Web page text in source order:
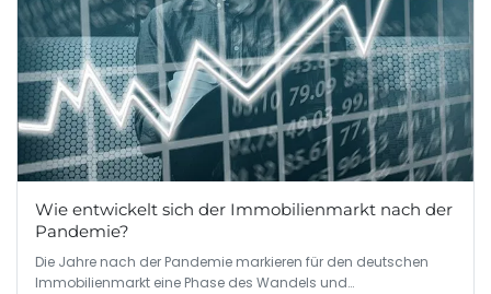
Wie entwickelt sich der Immobilienmarkt nach der
Pandemie?
Die Jahre nach der Pandemie markieren für den deutschen
Immobilienmarkt eine Phase des Wandels und…